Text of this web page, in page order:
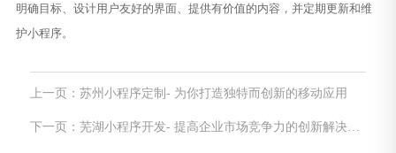
明确目标、设计用户友好的界面、提供有价值的内容，并定期更新和维
护小程序。
上一页：苏州小程序定制- 为你打造独特而创新的移动应用
下一页：芜湖小程序开发- 提高企业市场竞争力的创新解决方